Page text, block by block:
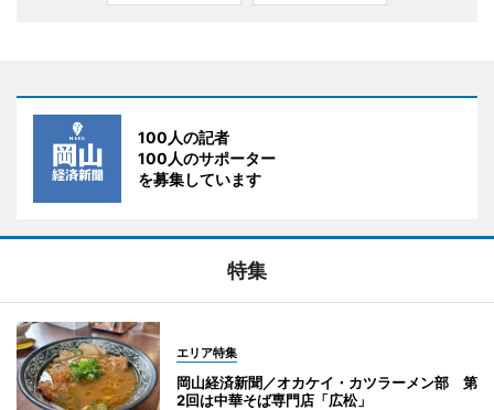
100人の記者
100人のサポーター
を募集しています
特集
エリア特集
岡山経済新聞／オカケイ・カツラーメン部 第
2回は中華そば専門店「広松」